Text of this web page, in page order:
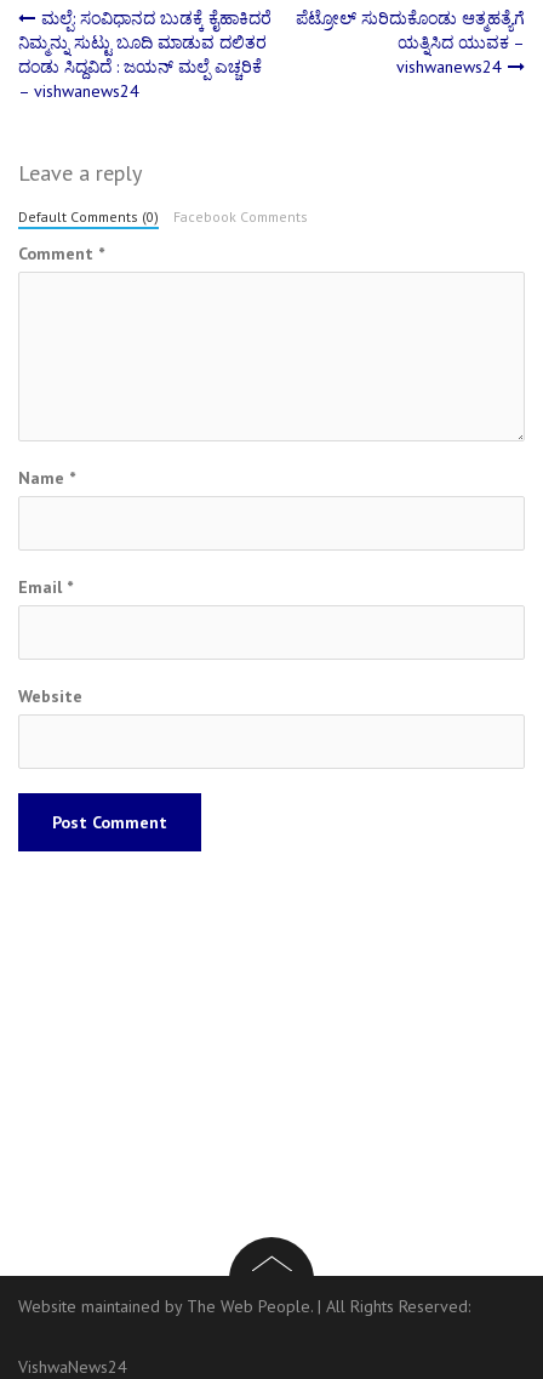
Post
navigation
ಮಲ್ಪೆ: ಸಂವಿಧಾನದ ಬುಡಕ್ಕೆ ಕೈಹಾಕಿದರೆ
ನಿಮ್ಮನ್ನು ಸುಟ್ಟು ಬೂದಿ ಮಾಡುವ ದಲಿತರ
ದಂಡು ಸಿದ್ದವಿದೆ : ಜಯನ್ ಮಲ್ಪೆ ಎಚ್ಚರಿಕೆ
– vishwanews24
ಪೆಟ್ರೋಲ್ ಸುರಿದುಕೊಂಡು ಆತ್ಮಹತ್ಯೆಗೆ
ಯತ್ನಿಸಿದ ಯುವಕ –
vishwanews24
Leave a reply
Default Comments (0) Facebook Comments
Comment *
Name *
Email *
Website
Website maintained by The Web People. | All Rights Reserved:
VishwaNews24